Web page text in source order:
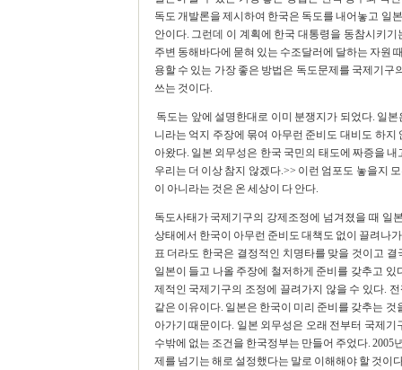
독도 개발론을 제시하여 한국은 독도를 내어놓고 일
안이다. 그런데 이 계획에 한국 대통령을 동참시키
주변 동해바다에 묻혀 있는 수조달러에 달하는 자원
용할 수 있는 가장 좋은 방법은 독도문제를 국제기
쓰는 것이다.
독도는 앞에 설명한대로 이미 분쟁지가 되었다. 일
니라는 억지 주장에 묶여 아무런 준비도 대비도 하
아왔다. 일본 외무성은 한국 국민의 태도에 짜증을
우리는 더 이상 참지 않겠다.>> 이런 엄포도 놓을지
이 아니라는 것은 온 세상이 다 안다.
독도사태가 국제기구의 강제조정에 넘겨졌을 때 일
상태에서 한국이 아무런 준비도 대책도 없이 끌려나
표 더라도 한국은 결정적인 치명타를 맞을 것이고
일본이 들고 나올 주장에 철저하게 준비를 갖추고
제적인 국제기구의 조정에 끌려가지 않을 수 있다.
같은 이유이다. 일본은 한국이 미리 준비를 갖추는
아가기 때문이다. 일본 외무성은 오래 전부터 국제
수밖에 없는 조건을 한국정부는 만들어 주었다.
제를 넘기는 해로 설정했다는 말로 이해해야 할 것이